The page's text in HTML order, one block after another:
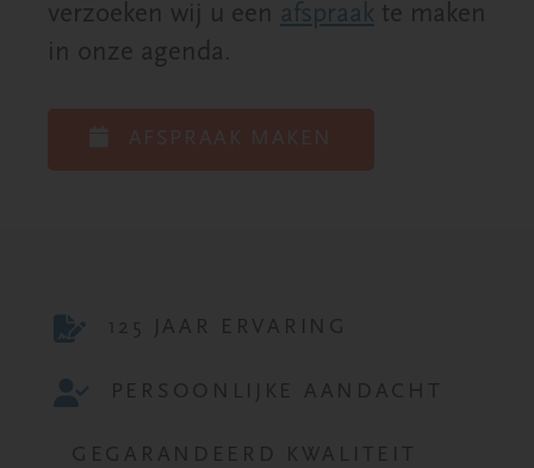
verzoeken wij u een afspraak te maken
in onze agenda.
125 JAAR ERVARING
PERSOONLIJKE AANDACHT
GEGARANDEERD KWALITEIT